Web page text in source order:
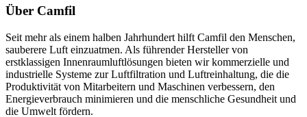
Über Camfil
Seit mehr als einem halben Jahrhundert hilft Camfil den Menschen,
sauberere Luft einzuatmen. Als führender Hersteller von
erstklassigen Innenraumluftlösungen bieten wir kommerzielle und
industrielle Systeme zur Luftfiltration und Luftreinhaltung, die die
Produktivität von Mitarbeitern und Maschinen verbessern, den
Energieverbrauch minimieren und die menschliche Gesundheit und
die Umwelt fördern.